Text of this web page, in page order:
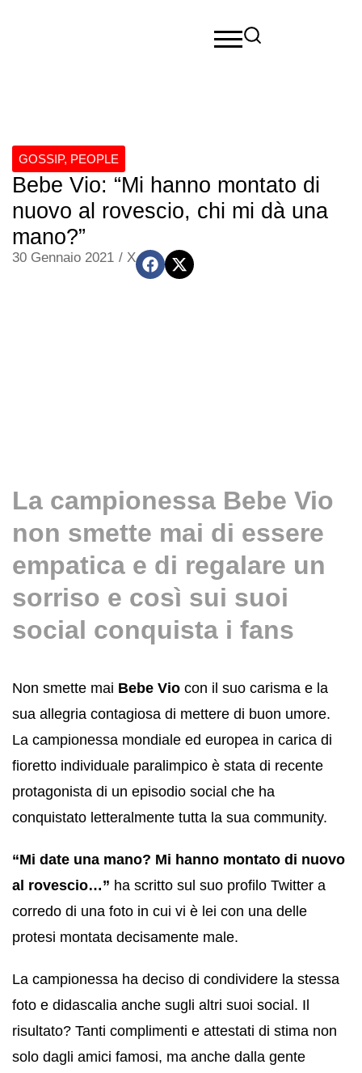
GOSSIP, PEOPLE
Bebe Vio: “Mi hanno montato di
nuovo al rovescio, chi mi dà una
mano?”
30 Gennaio 2021 / X
La campionessa Bebe Vio
non smette mai di essere
empatica e di regalare un
sorriso e così sui suoi
social conquista i fans
Non smette mai Bebe Vio con il suo carisma e la
sua allegria contagiosa di mettere di buon umore.
La campionessa mondiale ed europea in carica di
fioretto individuale paralimpico è stata di recente
protagonista di un episodio social che ha
conquistato letteralmente tutta la sua community.
“Mi date una mano? Mi hanno montato di nuovo
al rovescio…” ha scritto sul suo profilo Twitter a
corredo di una foto in cui vi è lei con una delle
protesi montata decisamente male.
La campionessa ha deciso di condividere la stessa
foto e didascalia anche sugli altri suoi social. Il
risultato? Tanti complimenti e attestati di stima non
solo dagli amici famosi, ma anche dalla gente